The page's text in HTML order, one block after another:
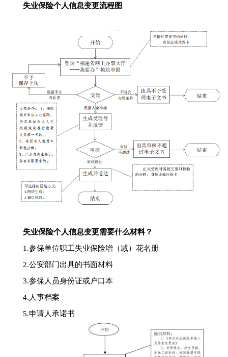
失业保险个人信息变更流程图
失业保险个人信息变更需要什么材料？
1.参保单位职工失业保险增（减）花名册
2.公安部门出具的书面材料
3.参保人员身份证或户口本
4.人事档案
5.申请人承诺书